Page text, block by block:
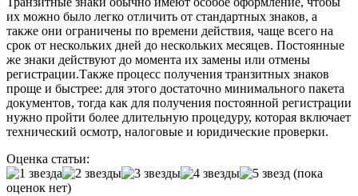
их можно было легко отличить от стандартных знаков, а
также они ограничены по времени действия, чаще всего на
срок от нескольких дней до нескольких месяцев. Постоянные
же знаки действуют до момента их замены или отмены
регистрации.Также процесс получения транзитных знаков
проще и быстрее: для этого достаточно минимального пакета
документов, тогда как для получения постоянной регистрации
нужно пройти более длительную процедуру, которая включает
технический осмотр, налоговые и юридические проверки.
Оценка статьи:
(пока
оценок нет)